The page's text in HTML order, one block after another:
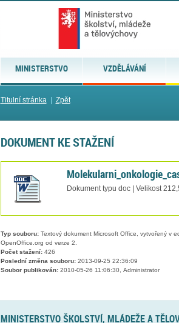
MINISTERSTVO VZDĚLÁVÁNÍ
Titulní stránka| Zpět
DOKUMENT KE STAŽENÍ
Dokument typu doc | Velikost
Typ souboru:Textový dokument Microsoft Office, vytvořený v
OpenOffice.org od verze 2.
Počet stažení:426
Poslední změna souboru:2013-09-25 22:36:09
Soubor publikován:2010-05-26 11:06:30, Administrator
MINISTERSTVO ŠKOLSTVÍ, MLÁDEŽE A